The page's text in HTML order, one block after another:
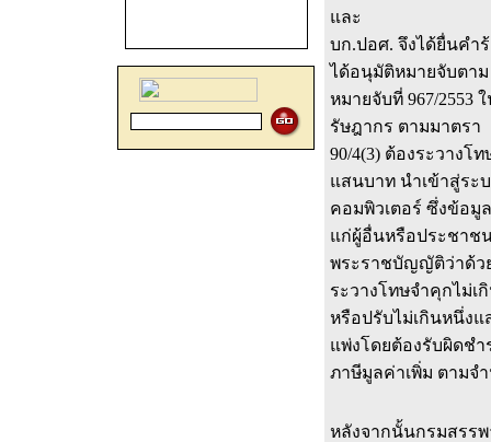
และ
บก.ปอศ. จึงได้ยื่นคำ
ได้อนุมัติหมายจับตาม
หมายจับที่ 967/2553
รัษฎากร ตามมาตรา
90/4(3) ต้องระวางโ
แสนบาท นำเข้าสู่ระ
คอมพิวเตอร์ ซึ่งข้อมู
แก่ผู้อื่นหรือประชาช
พระราชบัญญัติว่าด้วย
ระวางโทษจำคุกไม่เ
หรือปรับไม่เกินหนึ่งแ
แพ่งโดยต้องรับผิดชำ
ภาษีมูลค่าเพิ่ม ตามจ
หลังจากนั้นกรมสรร